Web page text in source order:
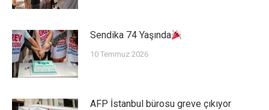
Sendika 74 Yaşında
10 Temmuz 2026
AFP İstanbul bürosu greve çıkıyor